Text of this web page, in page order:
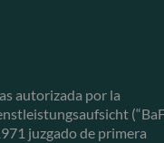
autorizada por la
juzgado de primera